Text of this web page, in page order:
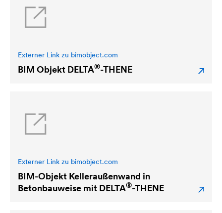
Externer Link zu bimobject.com
BIM Objekt DELTA®-THENE
Externer Link zu bimobject.com
BIM-Objekt Kelleraußenwand in
Betonbauweise mit DELTA®-THENE